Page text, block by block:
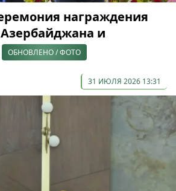
награждения
и
ОБНОВЛЕНО / ФОТО
31 ИЮЛЯ 2026 13:31